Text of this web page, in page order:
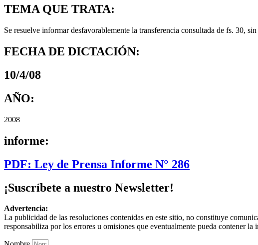
TEMA QUE TRATA:
Se resuelve informar desfavorablemente la transferencia consultada de fs. 30,
FECHA DE DICTACIÓN:
10/4/08
AÑO:
2008
informe:
PDF: Ley de Prensa Informe N° 286
¡Suscríbete a nuestro Newsletter!
Advertencia:
La publicidad de las resoluciones contenidas en este sitio, no constituye
responsabiliza por los errores u omisiones que eventualmente pueda contener la